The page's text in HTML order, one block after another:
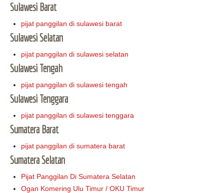
Sulawesi Barat
pijat panggilan di sulawesi barat
Sulawesi Selatan
pijat panggilan di sulawesi selatan
Sulawesi Tengah
pijat panggilan di sulawesi tengah
Sulawesi Tenggara
pijat panggilan di sulawesi tenggara
Sumatera Barat
pijat panggilan di sumatera barat
Sumatera Selatan
Pijat Panggilan Di Sumatera Selatan
Ogan Komering Ulu Timur / OKU Timur